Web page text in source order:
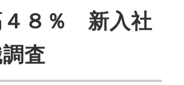
４８％ 新入社
査